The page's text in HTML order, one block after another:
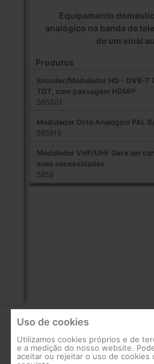
Equipamento
analógico na banda de
de um sinal
Produtos
Encoder/Modulador HD - DVB-T
TDT, com passagem HDMI®
585301
Modulador Octo Analógico PAL
585915
Modulador VHF/UHF Gera um
suas necessidades
5858
Quem somos
Uso de cookies
Utilizamos cookies próprios e de
e a medição do nosso website.
aceitar ou rejeitar o uso de cookies